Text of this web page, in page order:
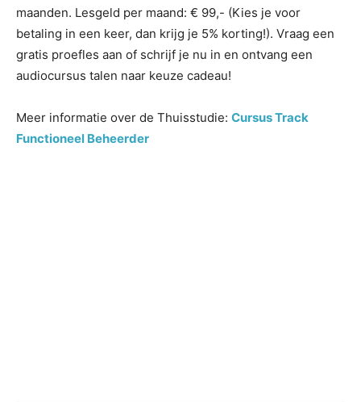
maanden. Lesgeld per maand: € 99,- (Kies je voor
betaling in een keer, dan krijg je 5% korting!). Vraag een
gratis proefles aan of schrijf je nu in en ontvang een
audiocursus talen naar keuze cadeau!
Meer informatie over de Thuisstudie: Cursus Track
Functioneel Beheerder